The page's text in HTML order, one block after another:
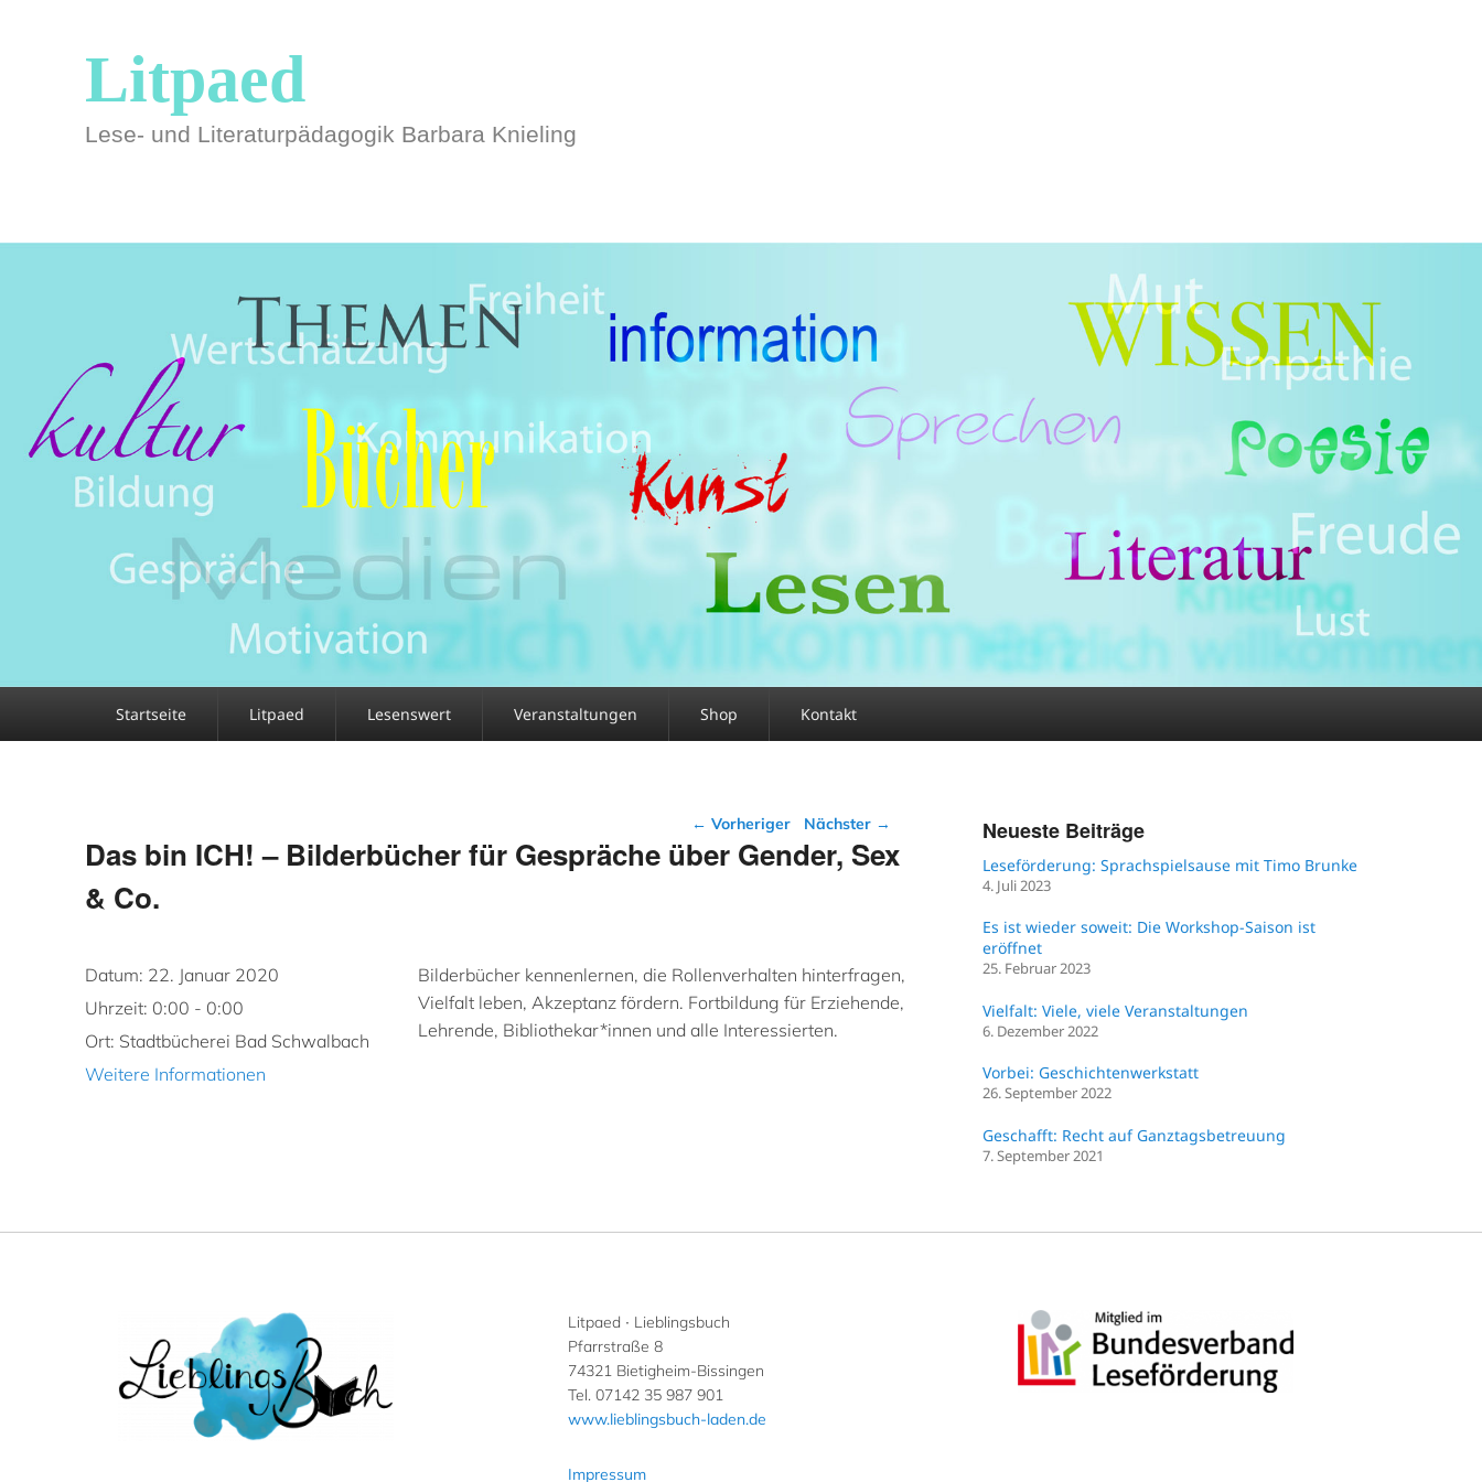
Litpaed
Lese- und Literaturpädagogik Barbara Knieling
Startseite Litpaed Lesenswert Veranstaltungen Shop Kontakt
Beitragsnavigation
← Vorheriger Nächster →
Das bin ICH! – Bilderbücher für Gespräche über Gender, Sex
& Co.
Datum: 22. Januar 2020
Uhrzeit: 0:00 - 0:00
Ort: Stadtbücherei Bad Schwalbach
Weitere Informationen
Bilderbücher kennenlernen, die Rollenverhalten hinterfragen,
Vielfalt leben, Akzeptanz fördern. Fortbildung für Erziehende,
Lehrende, Bibliothekar*innen und alle Interessierten.
Neueste Beiträge
Leseförderung: Sprachspielsause mit Timo Brunke
4. Juli 2023
Es ist wieder soweit: Die Workshop-Saison ist
eröffnet
25. Februar 2023
Vielfalt: Viele, viele Veranstaltungen
6. Dezember 2022
Vorbei: Geschichtenwerkstatt
26. September 2022
Geschafft: Recht auf Ganztagsbetreuung
7. September 2021
Litpaed ∙ Lieblingsbuch
Pfarrstraße 8
74321 Bietigheim-Bissingen
Tel. 07142 35 987 901
www.lieblingsbuch-laden.de
Impressum